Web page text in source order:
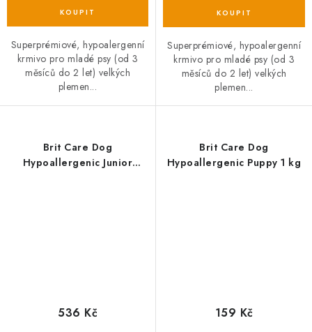
Superprémiové, hypoalergenní
krmivo pro mladé psy (od 3
měsíců do 2 let) velkých
plemen...
Superprémiové, hypoalergenní
krmivo pro mladé psy (od 3
měsíců do 2 let) velkých
plemen...
Brit Care Dog
Hypoallergenic Junior
536 Kč
Brit Care Dog
Hypoallergenic Puppy 1 kg
159 Kč